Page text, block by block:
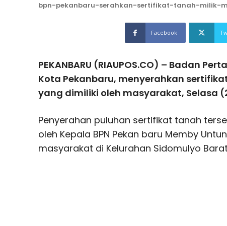
bpn-pekanbaru-serahkan-sertifikat-tanah-milik-
Facebook
PEKANBARU (RIAUPOS.CO) – Badan
Kota Pekanbaru, menyerahkan
yang dimiliki oleh masyarakat, Selasa
Penyerahan puluhan sertifikat tanah
oleh Kepala BPN Pekan baru Memby
masyarakat di Kelurahan Sidomulyo